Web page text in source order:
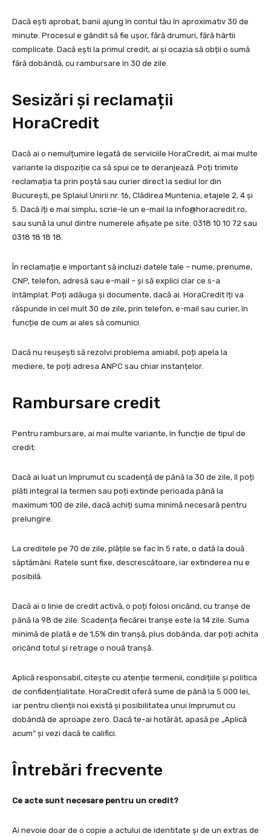
Dacă ești aprobat, banii ajung în contul tău în aproximativ 30 de
minute. Procesul e gândit să fie ușor, fără drumuri, fără hârtii
complicate. Dacă ești la primul credit, ai și ocazia să obții o sumă
fără dobândă, cu rambursare în 30 de zile.
Sesizări și reclamații
HoraCredit
Dacă ai o nemulțumire legată de serviciile HoraCredit, ai mai multe
variante la dispoziție ca să spui ce te deranjează. Poți trimite
reclamația ta prin poștă sau curier direct la sediul lor din
București, pe Splaiul Unirii nr. 16, Clădirea Muntenia, etajele 2, 4 și
5. Dacă îți e mai simplu, scrie-le un e-mail la info@horacredit.ro,
sau sună la unul dintre numerele afișate pe site: 0318 10 10 72 sau
0318 18 18 18.
În reclamație e important să incluzi datele tale – nume, prenume,
CNP, telefon, adresă sau e-mail – și să explici clar ce s-a
întâmplat. Poți adăuga și documente, dacă ai. HoraCredit îți va
răspunde în cel mult 30 de zile, prin telefon, e-mail sau curier, în
funcție de cum ai ales să comunici.
Dacă nu reușești să rezolvi problema amiabil, poți apela la
mediere, te poți adresa ANPC sau chiar instanțelor.
Rambursare credit
Pentru rambursare, ai mai multe variante, în funcție de tipul de
credit:
Dacă ai luat un împrumut cu scadență de până la 30 de zile, îl poți
plăti integral la termen sau poți extinde perioada până la
maximum 100 de zile, dacă achiți suma minimă necesară pentru
prelungire.
La creditele pe 70 de zile, plățile se fac în 5 rate, o dată la două
săptămâni. Ratele sunt fixe, descrescătoare, iar extinderea nu e
posibilă.
Dacă ai o linie de credit activă, o poți folosi oricând, cu tranșe de
până la 98 de zile. Scadența fiecărei tranșe este la 14 zile. Suma
minimă de plată e de 1,5% din tranșă, plus dobânda, dar poți achita
oricând totul și retrage o nouă tranșă.
Aplică responsabil, citește cu atenție termenii, condițiile și politica
de confidențialitate. HoraCredit oferă sume de până la 5.000 lei,
iar pentru clienții noi există și posibilitatea unui împrumut cu
dobândă de aproape zero. Dacă te-ai hotărât, apasă pe „Aplică
acum” și vezi dacă te califici.
Întrebări frecvente
Ce acte sunt necesare pentru un credit?
Ai nevoie doar de o copie a actului de identitate și de un extras de